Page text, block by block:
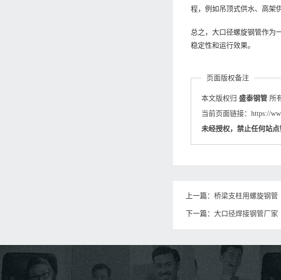
程，例如吊顶式供水、高架
总之，大口径螺旋钢管作为
稳定性和运行效果。
页面版权备注
本文版权归盛泰钢管 所
当前页面链接：https://
未经授权，禁止任何站
上一篇：桥梁支柱用螺旋钢管
下一篇：大口径焊接钢管厂家